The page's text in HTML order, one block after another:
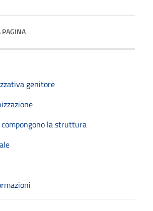
PAGINA
genitore
compongono la struttura